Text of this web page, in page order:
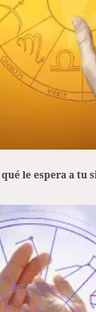
le espera a tu